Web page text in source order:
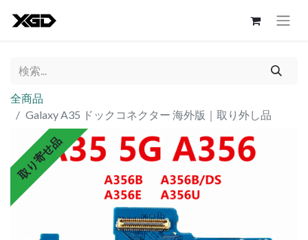
全商品
Galaxy A35 ドックコネクター 海外版｜取り外し品
取り寄せ品